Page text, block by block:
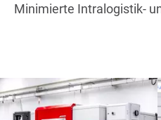
Minimierte Intralogistik-